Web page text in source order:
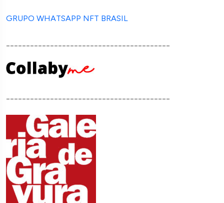
GRUPO WHATSAPP NFT BRASIL